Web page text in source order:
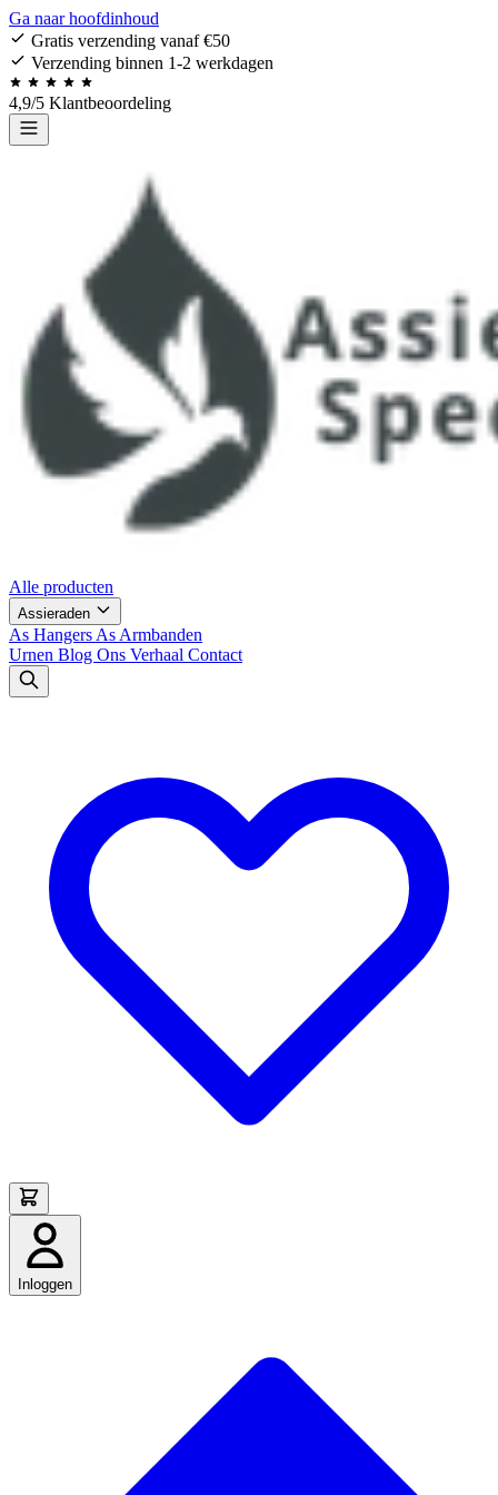
Ga naar hoofdinhoud
Gratis verzending vanaf €50
Verzending binnen 1-2 werkdagen
4,9/5 Klantbeoordeling
Alle producten
Assieraden
As Hangers As Armbanden
Urnen Blog Ons Verhaal Contact
Inloggen